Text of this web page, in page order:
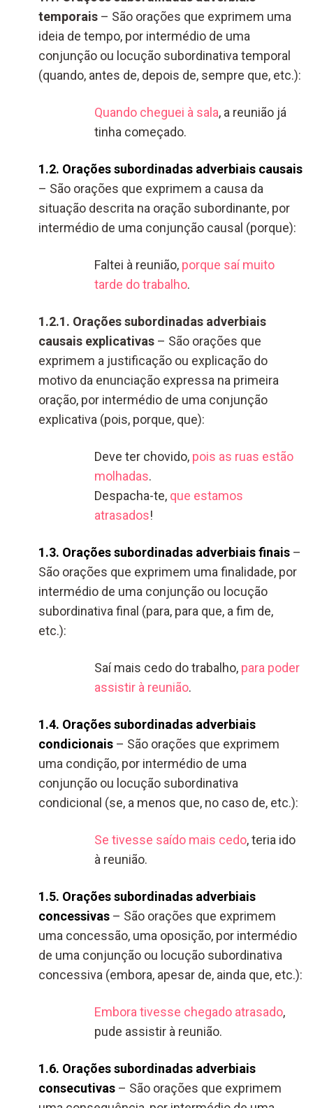
temporais – São orações que exprimem uma
ideia de tempo, por intermédio de uma
conjunção ou locução subordinativa temporal
(quando, antes de, depois de, sempre que, etc.):
Quando cheguei à sala, a reunião já
tinha começado.
1.2. Orações subordinadas adverbiais causais
– São orações que exprimem a causa da
situação descrita na oração subordinante, por
intermédio de uma conjunção causal (porque):
Faltei à reunião, porque saí muito
tarde do trabalho.
1.2.1. Orações subordinadas adverbiais
causais explicativas – São orações que
exprimem a justificação ou explicação do
motivo da enunciação expressa na primeira
oração, por intermédio de uma conjunção
explicativa (pois, porque, que):
Deve ter chovido, pois as ruas estão
molhadas.
Despacha-te, que estamos
atrasados!
1.3. Orações subordinadas adverbiais finais –
São orações que exprimem uma finalidade, por
intermédio de uma conjunção ou locução
subordinativa final (para, para que, a fim de,
etc.):
Saí mais cedo do trabalho, para poder
assistir à reunião.
1.4. Orações subordinadas adverbiais
condicionais – São orações que exprimem
uma condição, por intermédio de uma
conjunção ou locução subordinativa
condicional (se, a menos que, no caso de, etc.):
Se tivesse saído mais cedo, teria ido
à reunião.
1.5. Orações subordinadas adverbiais
concessivas – São orações que exprimem
uma concessão, uma oposição, por intermédio
de uma conjunção ou locução subordinativa
concessiva (embora, apesar de, ainda que, etc.):
Embora tivesse chegado atrasado,
pude assistir à reunião.
1.6. Orações subordinadas adverbiais
consecutivas – São orações que exprimem